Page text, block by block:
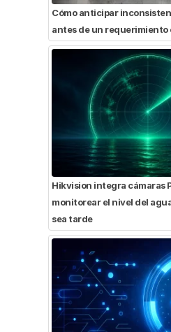
Cómo anticipar
antes de un requerimiento
Hikvision integra cámaras
monitorear el nivel del
sea tarde